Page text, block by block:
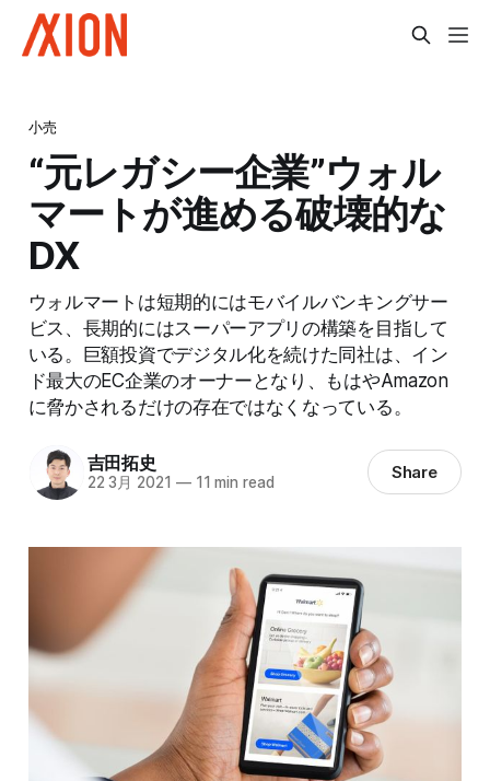
小売
“元レガシー企業”ウォル
マートが進める破壊的な
DX
ウォルマートは短期的にはモバイルバンキングサー
ビス、長期的にはスーパーアプリの構築を目指して
いる。巨額投資でデジタル化を続けた同社は、イン
ド最大のEC企業のオーナーとなり、もはやAmazon
に脅かされるだけの存在ではなくなっている。
吉田拓史
22 3月 2021 —11 min read Share